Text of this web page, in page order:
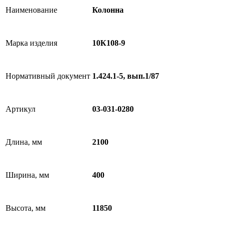
Наименование Колонна
Марка изделия 10К108-9
Нормативный документ 1.424.1-5, вып.1/87
Артикул 03-031-0280
Длина, мм 2100
Ширина, мм 400
Высота, мм 11850